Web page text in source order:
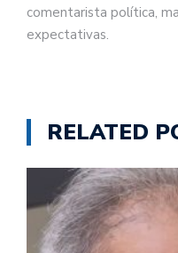
comentarista política,
expectativas.
RELATED